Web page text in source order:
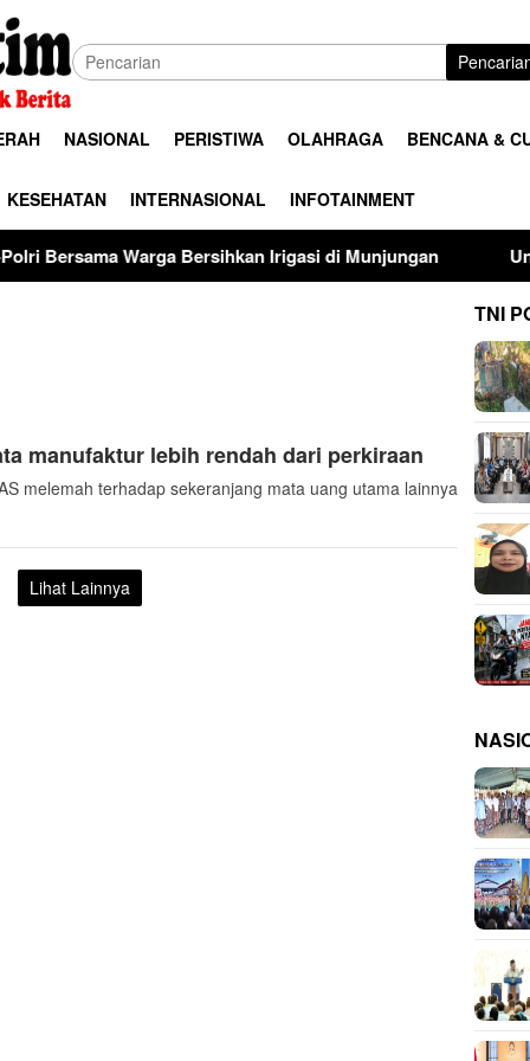
NASIONAL PERISTIWA OLAHRAGA BENCANA &
KESEHATAN INTERNASIONAL INFOTAINMENT
Bersihkan Irigasi di Munjungan Universitas
manufaktur lebih rendah dari perkiraan
melemah terhadap sekeranjang mata uang utama lainnya
Lihat Lainnya
TNI